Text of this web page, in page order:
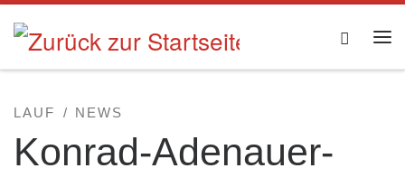
Zum Inhalt springen Search
LAUF NEWS
Konrad-Adenauer-